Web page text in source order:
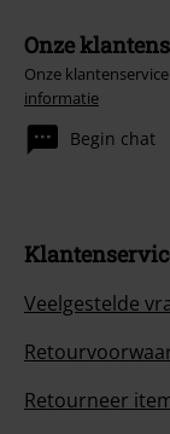
Onze
Onze
informatie
Begin chat
Veelgestelde
Retourneer